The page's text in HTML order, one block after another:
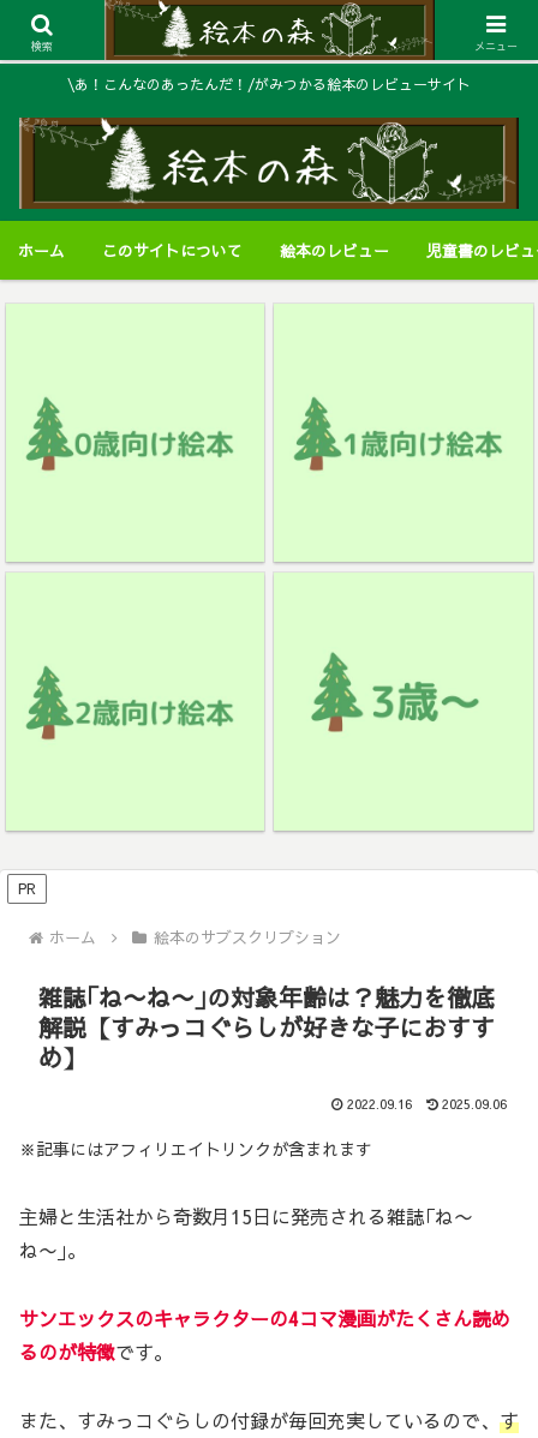
\あ！こんなのあったんだ！/がみつかる絵本のレビューサイト
ホーム このサイトについて 絵本のレビュー 児童書のレビ
PR
ホーム 絵本のサブスクリプション
雑誌｢ね〜ね〜｣の対象年齢は？魅力を徹底
解説【すみっコぐらしが好きな子におすす
め】
2022.09.16 2025.09.06
※記事にはアフィリエイトリンクが含まれます
主婦と生活社から奇数月15日に発売される雑誌｢ね〜
ね〜｣。
サンエックスのキャラクターの4コマ漫画がたくさん読め
るのが特徴です。
また、すみっコぐらしの付録が毎回充実しているので、 す
検索 メニュー